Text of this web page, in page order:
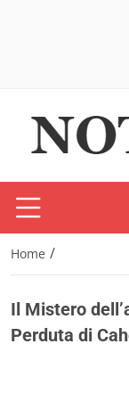
Home /
Il Mistero
Perduta di